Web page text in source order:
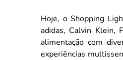
Hoje, o Shopping
adidas, Calvin Klein,
alimentação com
experiências